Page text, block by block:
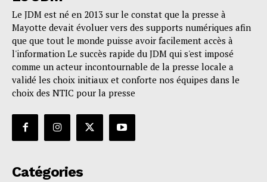
Le JDM est né en 2013 sur le constat que la presse à
Mayotte devait évoluer vers des supports numériques afin
que que tout le monde puisse avoir facilement accès à
l'information Le succès rapide du JDM qui s'est imposé
comme un acteur incontournable de la presse locale a
validé les choix initiaux et conforte nos équipes dans le
choix des NTIC pour la presse
Catégories